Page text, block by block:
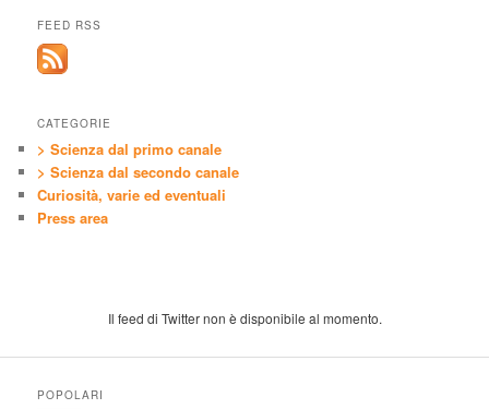
FEED RSS
CATEGORIE
> Scienza dal primo canale
> Scienza dal secondo canale
Curiosità, varie ed eventuali
Press area
Il feed di Twitter non è disponibile al momento.
POPOLARI